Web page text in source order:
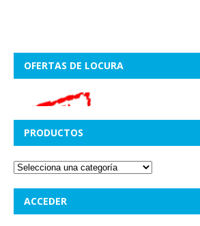
OFERTAS DE LOCURA
PRODUCTOS
ACCEDER